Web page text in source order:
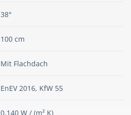
38°
100 cm
Mit Flachdach
EnEV 2016, KfW 55
0,140 W / (m² K)